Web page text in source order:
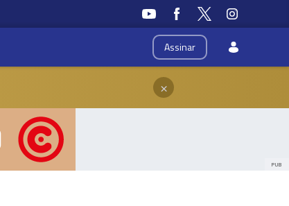
Assinar
×
PUB